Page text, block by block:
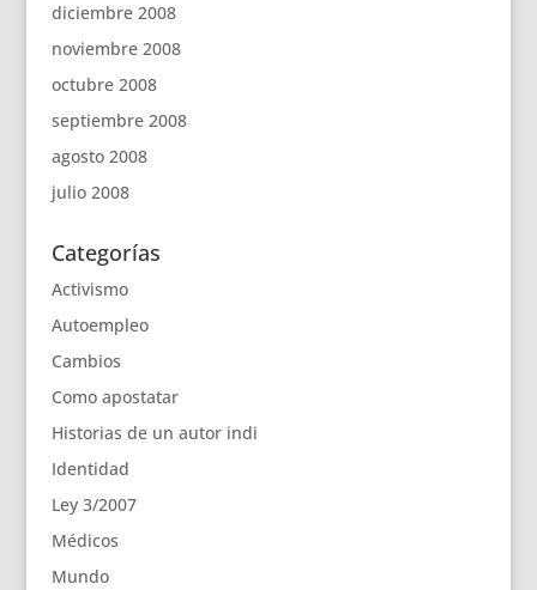
diciembre 2008
noviembre 2008
octubre 2008
septiembre 2008
agosto 2008
julio 2008
Categorías
Activismo
Autoempleo
Cambios
Como apostatar
Historias de un autor indi
Identidad
Ley 3/2007
Médicos
Mundo